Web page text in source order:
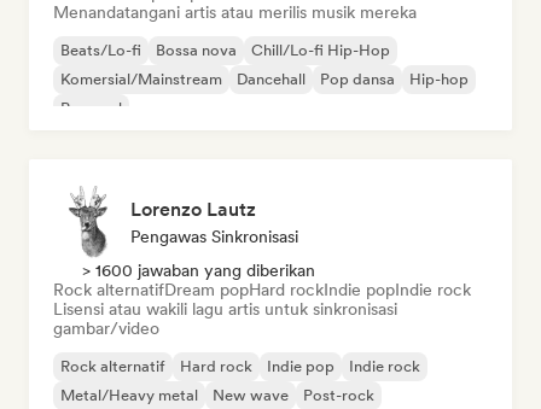
Menandatangani artis atau merilis musik mereka
Beats/Lo-fi Bossa nova
Chill/Lo-fi Hip-Hop
Komersial/Mainstream
Dancehall Pop dansa
Hip-hop
Pop soul
Lorenzo Lautz
Pengawas Sinkronisasi
> 1600 jawaban yang diberikan
Rock alternatifDream popHard rockIndie popIndie rock
Lisensi atau wakili lagu artis untuk sinkronisasi
gambar/video
Rock alternatif Hard rock Indie pop
Indie rock
Metal/Heavy metal
New wave
Post-rock